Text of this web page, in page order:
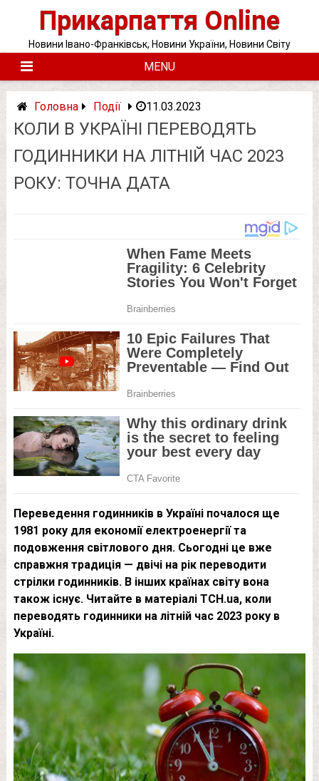
Прикарпаття Online
Новини Івано-Франківськ, Новини України, Новини Світу
MENU
Головна Події 11.03.2023
КОЛИ В УКРАЇНІ ПЕРЕВОДЯТЬ
ГОДИННИКИ НА ЛІТНІЙ ЧАС 2023
РОКУ: ТОЧНА ДАТА
Переведення годинників в Україні почалося ще
1981 року для економії електроенергії та
подовження світлового дня. Сьогодні це вже
справжня традиція — двічі на рік переводити
стрілки годинників. В інших країнах світу вона
також існує. Читайте в матеріалі ТСН.ua, коли
переводять годинники на літній час 2023 року в
Україні.